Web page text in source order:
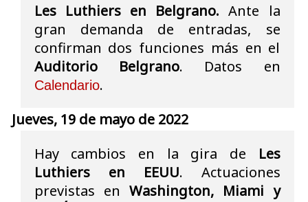
Les Luthiers en Belgrano. Ante la
gran demanda de entradas, se
confirman dos funciones más en el
Auditorio Belgrano. Datos en
Calendario.
Jueves, 19 de mayo de 2022
Hay cambios en la gira de Les
Luthiers en EEUU. Actuaciones
previstas en Washington, Miami y